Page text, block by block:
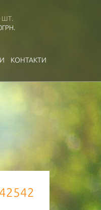
ШТ.
ГРН.
КОНТАКТИ
42542